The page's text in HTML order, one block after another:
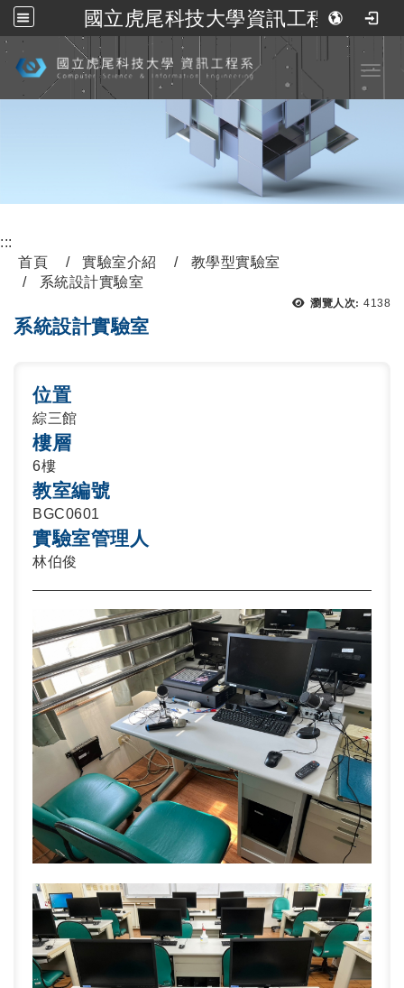
國立虎尾科技大學資訊工程系
跳到主要內容
:::
首頁
實驗室介紹
教學型實驗室
系統設計實驗室
瀏覽人次: 4138
系統設計實驗室
位置
綜三館
樓層
6樓
教室編號
BGC0601
實驗室管理人
林伯俊